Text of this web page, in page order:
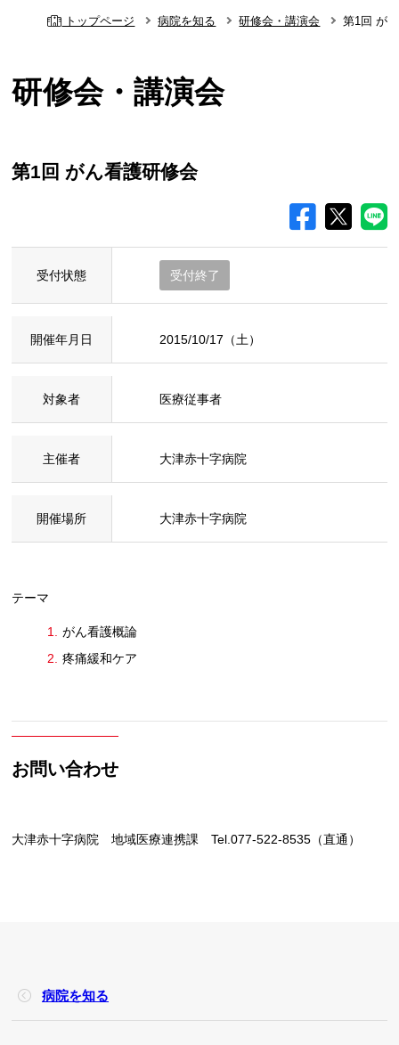
トップページ 病院を知る 研修会・講演会 第1回 が
研修会・講演会
第1回 がん看護研修会
受付状態 受付終了
開催年月日 2015/10/17（土）
対象者 医療従事者
主催者 大津赤十字病院
開催場所 大津赤十字病院
テーマ
がん看護概論
疼痛緩和ケア
お問い合わせ
大津赤十字病院 地域医療連携課 Tel.077-522-8535（直通）
病院を知る